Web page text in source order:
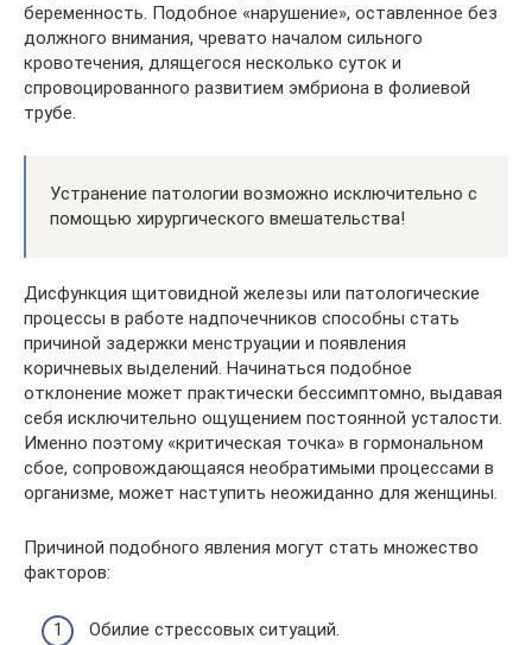
беременность. Подобное «нарушение», оставленное без
должного внимания, чревато началом сильного
кровотечения, длящегося несколько суток и
спровоцированного развитием эмбриона в фолиевой
трубе.
Устранение патологии возможно исключительно с
помощью хирургического вмешательства!
Дисфункция щитовидной железы или патологические
процессы в работе надпочечников способны стать
причиной задержки менструации и появления
коричневых выделений. Начинаться подобное
отклонение может практически бессимптомно, выдавая
себя исключительно ощущением постоянной усталости.
Именно поэтому «критическая точка» в гормональном
сбое, сопровождающаяся необратимыми процессами в
организме, может наступить неожиданно для женщины.
Причиной подобного явления могут стать множество
факторов:
Обилие стрессовых ситуаций.